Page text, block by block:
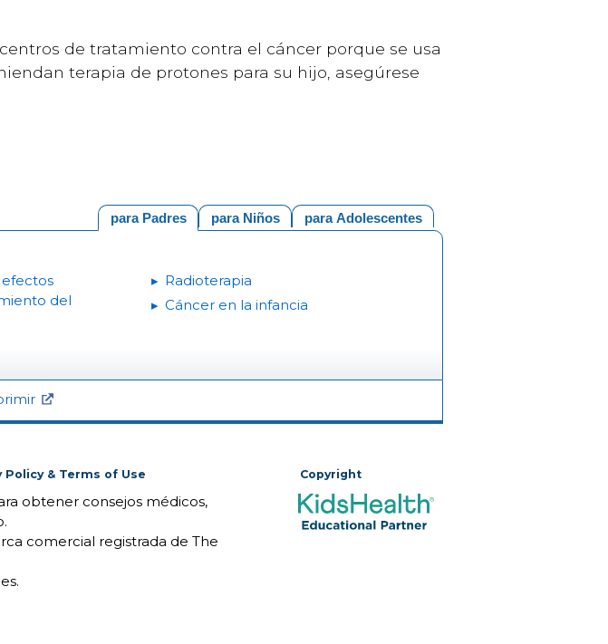
de tratamiento contra el cáncer porque se usa
terapia de protones para su hijo, asegúrese
para Adolescentes
para Niños
para Padres
del
Radioterapia
Cáncer en la infancia
Policy & Terms of Use Copyright
obtener consejos médicos,
comercial registrada de The